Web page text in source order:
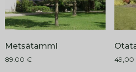
Metsätammi
89,00 € 49,00